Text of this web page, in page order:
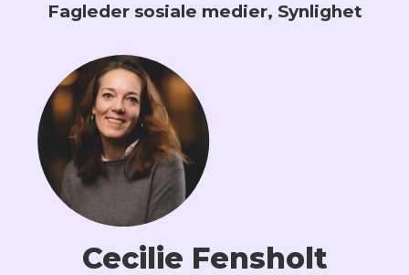
Fagleder sosiale medier, Synlighet
Cecilie Fensholt